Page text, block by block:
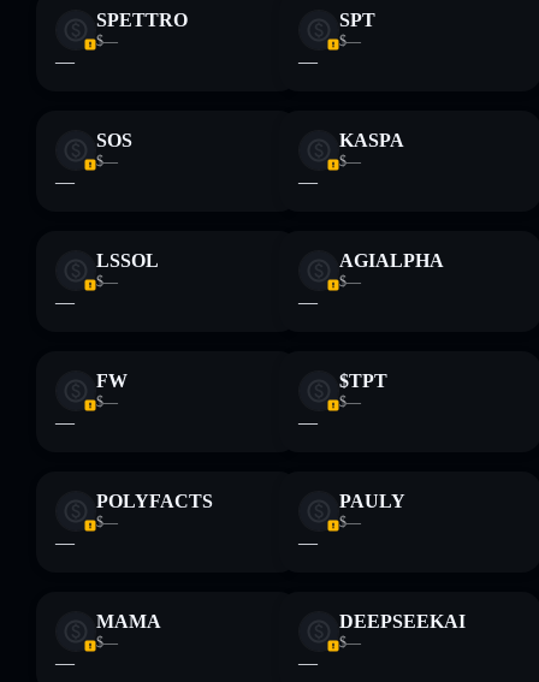
SPETTRO
$—
—
SPT
$—
—
SOS
$—
—
KASPA
$—
—
LSSOL
$—
—
AGIALPHA
$—
—
FW
$—
—
$TPT
$—
—
POLYFACTS
$—
—
PAULY
$—
—
MAMA
$—
—
DEEPSEEKAI
$—
—